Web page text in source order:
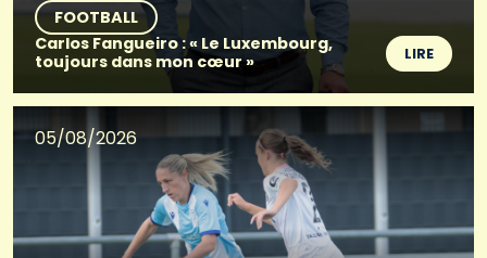
FOOTBALL
Carlos Fangueiro : « Le Luxembourg,
toujours dans mon cœur »
LIRE
05/08/2026